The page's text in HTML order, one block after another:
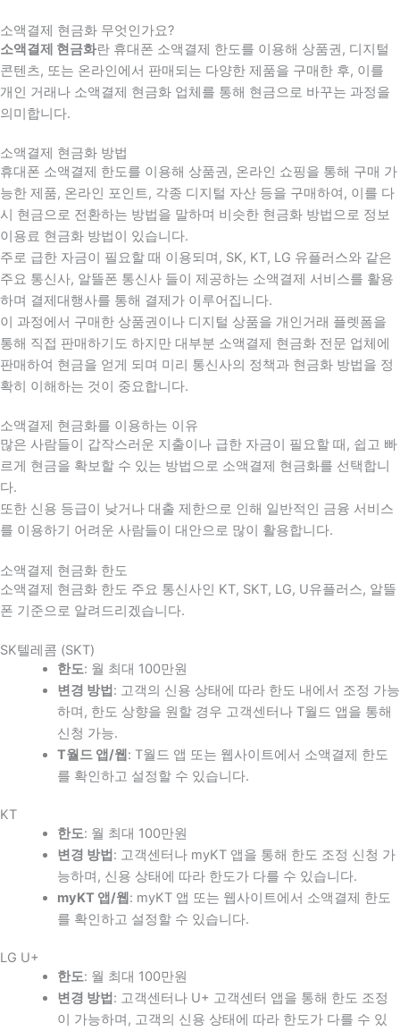
소액결제 현금화 무엇인가요?
소액결제 현금화란 휴대폰 소액결제 한도를 이용해 상품권, 디지털
콘텐츠, 또는 온라인에서 판매되는 다양한 제품을 구매한 후, 이를
개인 거래나 소액결제 현금화 업체를 통해 현금으로 바꾸는 과정을
의미합니다.
소액결제 현금화 방법
휴대폰 소액결제 한도를 이용해 상품권, 온라인 쇼핑을 통해 구매 가
능한 제품, 온라인 포인트, 각종 디지털 자산 등을 구매하여, 이를 다
시 현금으로 전환하는 방법을 말하며 비슷한 현금화 방법으로 정보
이용료 현금화 방법이 있습니다.
주로 급한 자금이 필요할 때 이용되며, SK, KT, LG 유플러스와 같은
주요 통신사, 알뜰폰 통신사 들이 제공하는 소액결제 서비스를 활용
하며 결제대행사를 통해 결제가 이루어집니다.
이 과정에서 구매한 상품권이나 디지털 상품을 개인거래 플렛폼을
통해 직접 판매하기도 하지만 대부분 소액결제 현금화 전문 업체에
판매하여 현금을 얻게 되며 미리 통신사의 정책과 현금화 방법을 정
확히 이해하는 것이 중요합니다.
소액결제 현금화를 이용하는 이유
많은 사람들이 갑작스러운 지출이나 급한 자금이 필요할 때 , 쉽고 빠
르게 현금을 확보할 수 있는 방법으로 소액결제 현금화를 선택합니
다.
또한 신용 등급이 낮거나 대출 제한으로 인해 일반적인 금융 서비스
를 이용하기 어려운 사람들이 대안으로 많이 활용합니다.
소액결제 현금화 한도
소액결제 현금화 한도 주요 통신사인 KT, SKT, LG, U유플러스, 알뜰
폰 기준으로 알려드리겠습니다.
SK텔레콤 (SKT)
한도: 월 최대 100만원
변경 방법 : 고객의 신용 상태에 따라 한도 내에서 조정 가능
하며, 한도 상향을 원할 경우 고객센터나 T월드 앱을 통해
신청 가능.
T월드 앱/웹 : T월드 앱 또는 웹사이트에서 소액결제 한도
를 확인하고 설정할 수 있습니다.
KT
한도: 월 최대 100만원
변경 방법 : 고객센터나 myKT 앱을 통해 한도 조정 신청 가
능하며, 신용 상태에 따라 한도가 다를 수 있습니다.
myKT 앱/웹 : myKT 앱 또는 웹사이트에서 소액결제 한도
를 확인하고 설정할 수 있습니다.
LG U+
한도: 월 최대 100만원
변경 방법 : 고객센터나 U+ 고객센터 앱을 통해 한도 조정
이 가능하며, 고객의 신용 상태에 따라 한도가 다를 수 있